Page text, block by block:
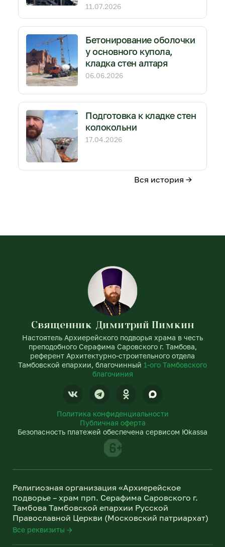
11.07.2026
Бетонирование оболочки
у основного купола,
кладка стен алтаря
06.06.2026
Подготовка к кладке стен
колокольни
17.04.2026
Вся история →
Священник Димитрий Пимкин
Настоятель Архиерейского подворья храма в честь
преподобного Серафима Саровского г. Тамбова,
референт Архитектурно-строительного отдела
Тамбовской епархии, благочинный 1-ого Тамбовского
благочиния
V
k
T
e
e
g
m
O
d
o
k
s
i
k
i
Политика конфиденциальности
Публичная оферта
Безопасность платежей обеспечена сервисом Юkassa
Религиозная организация «Архиерейское
подворье – храм прп. Серафима Саровского г.
Тамбова Тамбовской епархии Русской
Православной Церкви (Московский патриархат)
Все реквизиты →